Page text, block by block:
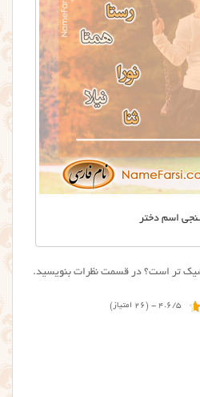
اسم دختر
شیک تر است؟ در قسمت نظرات بنویسید.
4.6/5 - (26 امتیاز)